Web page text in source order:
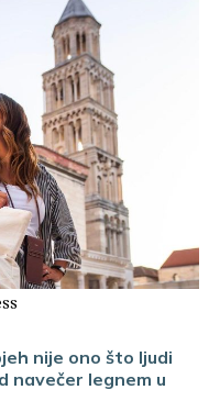
nije ono što ljudi
navečer legnem u